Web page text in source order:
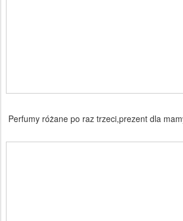
Perfumy różane po raz trzeci,prezent dla